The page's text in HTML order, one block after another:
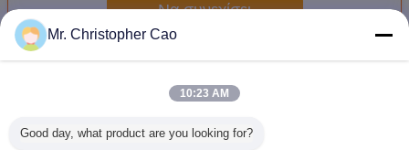
Να συνεχίσει
ΠερισσότεροιΒινυλίου ρητίνη
Mr. Christopher Cao
10:23 AM
Good day, what product are you looking for?